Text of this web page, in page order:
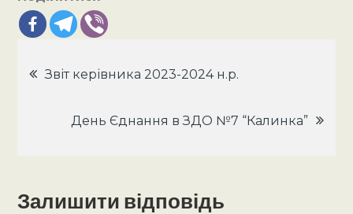
освітніми
у
2023-
Навігація
записів
Звіт керівника 2023-2024 н.р.
День Єднання в ЗДО №7 “Калинка”
Залишити відповідь